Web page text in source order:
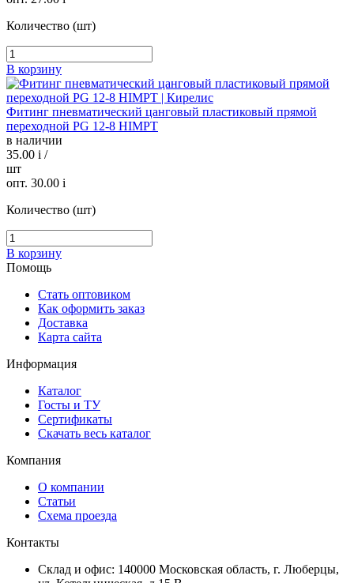
Количество (шт)
В корзину
Фитинг пневматический цанговый пластиковый прямой
переходной PG 12-8 HIMPT
в наличии
35.00 i /
шт
опт. 30.00 i
Количество (шт)
В корзину
Помощь
Стать оптовиком
Как оформить заказ
Доставка
Карта сайта
Информация
Каталог
Госты и ТУ
Сертификаты
Скачать весь каталог
Компания
О компании
Статьи
Схема проезда
Контакты
Склад и офис: 140000 Московская область, г. Люберцы,